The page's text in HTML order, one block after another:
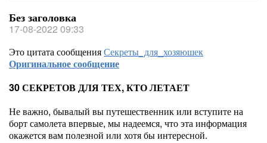
Без заголовка
17-08-2022 09:33
Это цитата сообщенияСекреты_для_хозяюшек
Оригинальное сообщение
30 СЕКРЕТОВ ДЛЯ ТЕХ, КТО ЛЕТАЕТ
Не важно, бывалый вы путешественник или вступите на
борт самолета впервые, мы надеемся, что эта информация
окажется вам полезной или хотя бы интересной.